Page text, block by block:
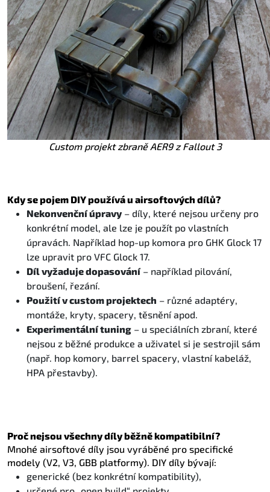
Custom projekt zbraně AER9 z Fallout 3
Kdy se pojem DIY používá u airsoftových dílů?
Nekonvenční úpravy– díly, které nejsou určeny pro
konkrétní model, ale lze je použít po vlastních
úpravách. Například hop-up komora pro GHK Glock 17
lze upravit pro VFC Glock 17.
Díl vyžaduje dopasování– například pilování,
broušení, řezání.
Použití v custom projektech – různé adaptéry,
montáže, kryty, spacery, těsnění apod.
Experimentální tuning – u speciálních zbraní, které
nejsou z běžné produkce a uživatel si je sestrojil sám
(např. hop komory, barrel spacery, vlastní kabeláž,
HPA přestavby).
Proč nejsou všechny díly běžně kompatibilní?
Mnohé airsoftové díly jsou vyráběné pro specifické
modely (V2, V3, GBB platformy). DIY díly bývají:
generické (bez konkrétní kompatibility),